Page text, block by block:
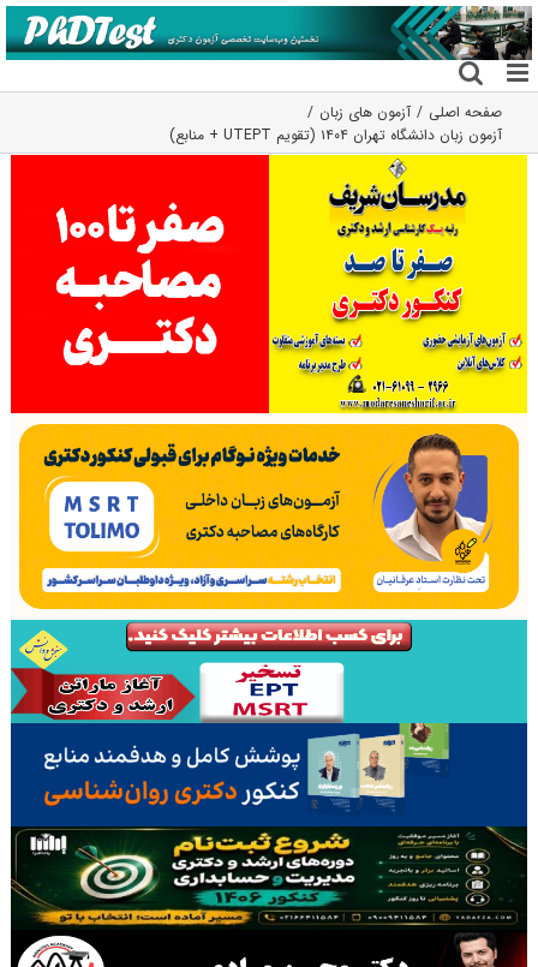
رفتن
به
محتوا
صفحه اصلی
آزمون های زبان
آزمون زبان دانشگاه تهران ۱۴۰۴ (تقویم UTEPT + منابع)